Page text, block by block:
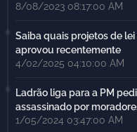
8/08/2023 08:17:00 AM
Saiba quais projetos de
aprovou recentemente
4/02/2025 04:10:00 AM
Ladrão liga para a PM
assassinado por
1/05/2024 03:47:00 AM